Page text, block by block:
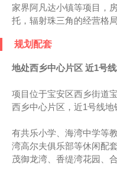
家界阿凡达小镇等项目，
托，辐射珠三角的经营格局
规划配套
地处西乡中心片区 近1号
项目位于宝安区西乡街道
西乡中心片区，近1号线地
有共乐小学、海湾中学等
湾高尔夫俱乐部等休闲配
茂御龙湾、香缇湾花园、